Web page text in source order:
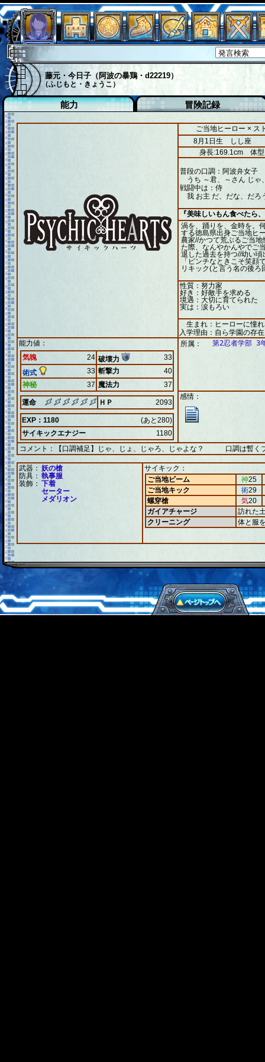
藤元・今日子（阿波の暴鶏・d22219）
（ふじもと・きょうこ）
能力 冒険記録
ご当地ヒーロー × ス
8月1日生 しし座
身長:169.1cm 体型
普段の口調：阿波弁女子
うち ～君、～さん じゃ
戦闘中は：侍
我 お主 だ、だな、だろ
『美味しいもん食べたら
渦を、踊りを、金時を。
する徳島県出身ご当地ヒ
農家//かつて荒ぶるご当
た際、なんやかんやでご
退した過去を持つ//幼い
「ピンチなときこそ笑顔
リキック(と言う名の後
性質：努力家
好き：好敵手を求める
境遇：大切に育てられた
実は：涙もろい
生まれ：ヒーローに憧
入学理由：自ら学園の存
能力値：
気魄
24 破壊力
33
術式
33 斬撃力
40
神秘
37 魔法力 37
運命 ＨＰ 2093
EXP：1180
(あと280)
サイキックエナジー
1180
所属： 第2忍者学部 3
感情：
コメント： 【口調補足】じゃ、じょ、じゃろ、じゃよな？ 口調は暫く
武器： 妖の槍
防具： 執事服
装飾： 下着
セーター
メダリオン
サイキック：
ご当地ビーム
神25
ご当地キック
術29
螺穿槍
気20
ガイアチャージ
訪れた
クリーニング
体と服